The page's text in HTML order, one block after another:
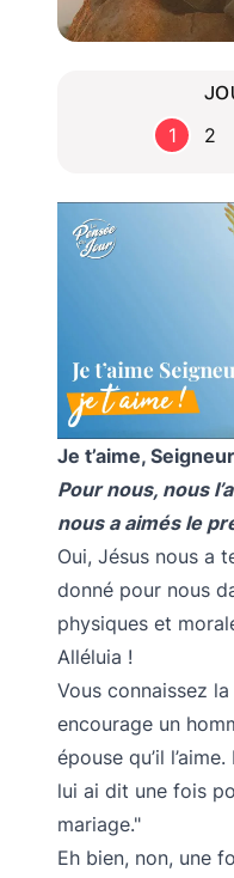
1 2
Je t’aime,
Pour nous, nous
nous a aimés le
Oui, Jésus nous a
donné pour nous
physiques et
Alléluia !
Vous connaissez la
encourage un
épouse qu’il
lui ai dit une fois
mariage."
Eh bien, non, une